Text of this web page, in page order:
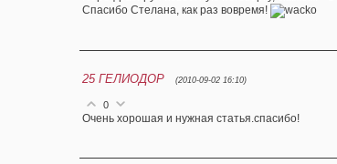
Спасибо Стелана, как раз вовремя!
25 ГЕЛИОДОР (2010-09-02 16:10)
0
Очень хорошая и нужная статья.спасибо!